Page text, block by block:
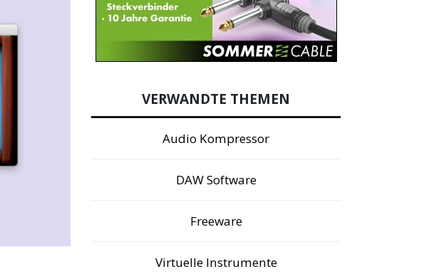
VERWANDTE THEMEN
Audio Kompressor
DAW Software
Freeware
Virtuelle Instrumente